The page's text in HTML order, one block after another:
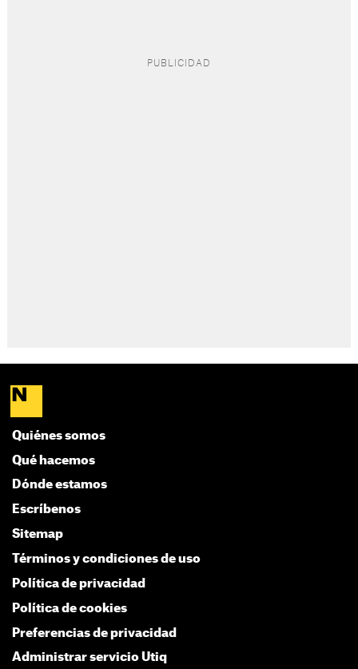
Quiénes somos
Qué hacemos
Dónde estamos
Escríbenos
Sitemap
Términos y condiciones de uso
Política de privacidad
Política de cookies
Preferencias de privacidad
Administrar servicio Utiq